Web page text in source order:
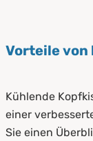
Vorteile von
Kühlende
einer
Sie einen